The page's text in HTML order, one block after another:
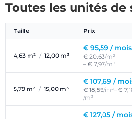
Toutes les unités de
Taille Prix
4,63 m² / 12,00 m³
€ 95,59 / mois
€ 20,63/m²
– € 7,97/m³
5,79 m² / 15,00 m³
€ 107,69 /
€ 18,59/m²– €
/m³
€ 127,05 /